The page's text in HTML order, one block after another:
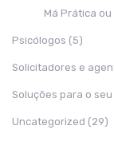
Má Prática ou
Psicólogos (5)
Solicitadores e
Soluções para o
Uncategorized (29)